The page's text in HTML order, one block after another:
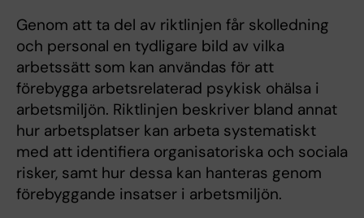
Genom att ta del av riktlinjen får skolledning
och personal en tydligare bild av vilka
arbetssätt som kan användas för att
förebygga arbetsrelaterad psykisk ohälsa i
arbetsmiljön. Riktlinjen beskriver bland annat
hur arbetsplatser kan arbeta systematiskt
med att identifiera organisatoriska och sociala
risker, samt hur dessa kan hanteras genom
förebyggande insatser i arbetsmiljön.